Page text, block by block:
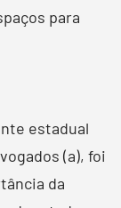
para
estadual
(a), foi
da